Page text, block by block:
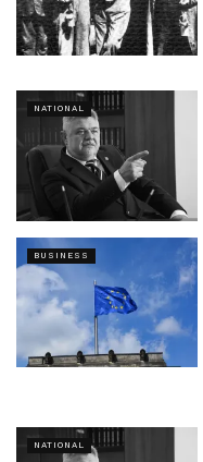
Tags: catalin serban
magazine neesențiale
NATIONAL
BUSINESS
NATIONAL